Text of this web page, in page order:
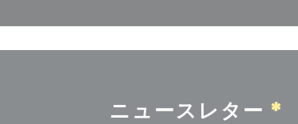
ニュースレター *